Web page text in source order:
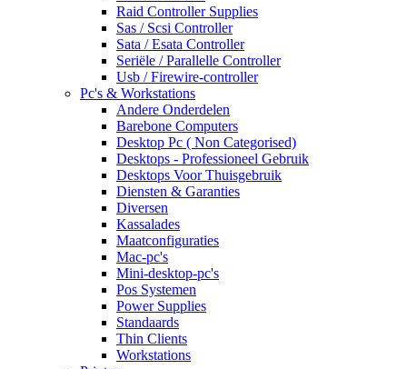
Raid Controller Supplies
Sas / Scsi Controller
Sata / Esata Controller
Seriële / Parallelle Controller
Usb / Firewire-controller
Pc's & Workstations
Andere Onderdelen
Barebone Computers
Desktop Pc ( Non Categorised)
Desktops - Professioneel Gebruik
Desktops Voor Thuisgebruik
Diensten & Garanties
Diversen
Kassalades
Maatconfiguraties
Mac-pc's
Mini-desktop-pc's
Pos Systemen
Power Supplies
Standaards
Thin Clients
Workstations